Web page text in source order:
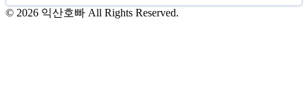
© 2026 익산호빠 All Rights Reserved.